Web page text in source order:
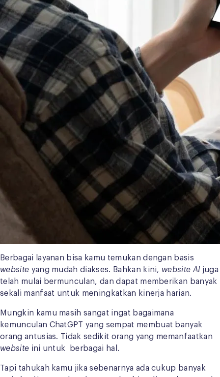
Berbagai layanan bisa kamu temukan dengan basis
website yang mudah diakses. Bahkan kini, website AI juga
telah mulai bermunculan, dan dapat memberikan banyak
sekali manfaat untuk meningkatkan kinerja harian.
Mungkin kamu masih sangat ingat bagaimana
kemunculan ChatGPT yang sempat membuat banyak
orang antusias. Tidak sedikit orang yang memanfaatkan
website ini untuk berbagai hal.
Tapi tahukah kamu jika sebenarnya ada cukup banyak